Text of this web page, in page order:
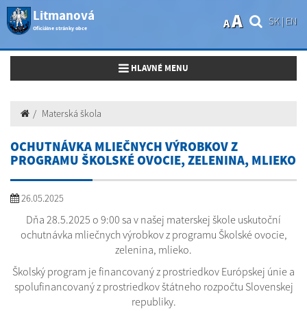
Litmanová
Oficiálne stránky obce
SK| EN
AA
Toggle navigation
HLAVNÉ MENU
Materská škola
OCHUTNÁVKA MLIEČNYCH VÝROBKOV Z
PROGRAMU ŠKOLSKÉ OVOCIE, ZELENINA, MLIEKO
26.05.2025
Dňa 28.5.2025 o 9:00 sa v našej materskej škole uskutoční
ochutnávka mliečnych výrobkov z programu Školské ovocie,
zelenina, mlieko.
Školský program je financovaný z prostriedkov Európskej únie a
spolufinancovaný z prostriedkov štátneho rozpočtu Slovenskej
republiky.